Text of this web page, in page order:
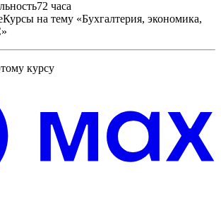
72 часа
Курсы на тему «Бухгалтерия, экономика,
курсу